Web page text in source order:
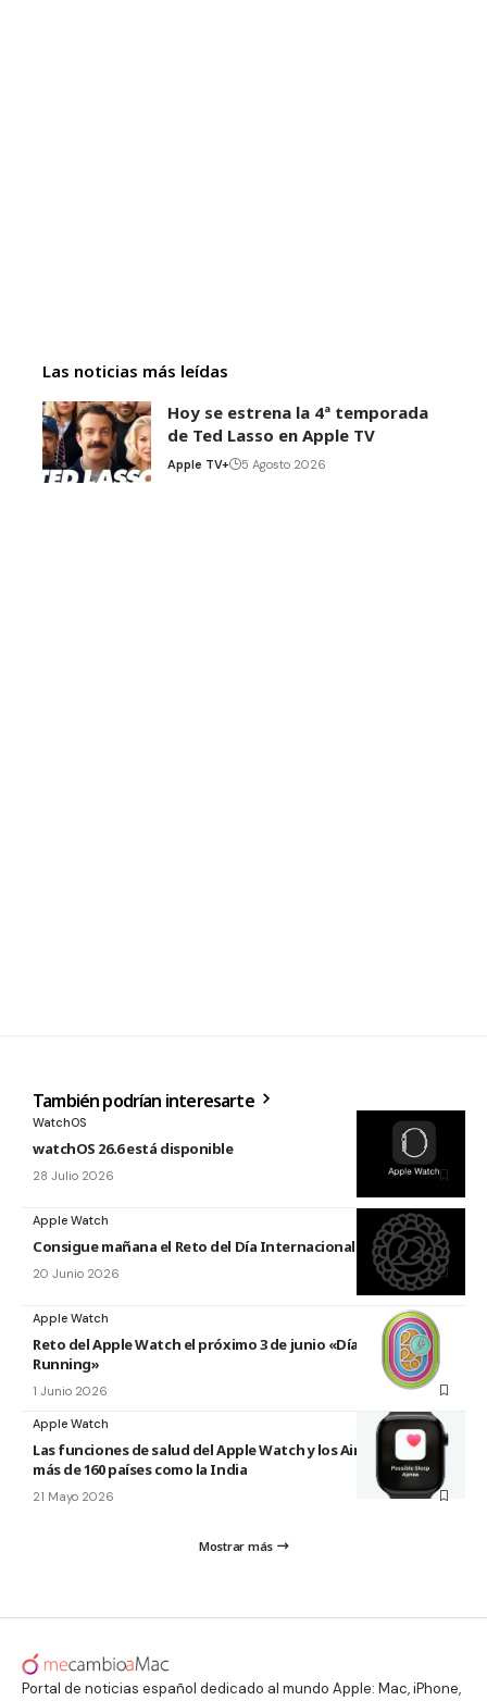
Las noticias más leídas
Hoy se estrena la 4ª temporada
de Ted Lasso en Apple TV
Apple TV+ 5 Agosto 2026
También podrían interesarte
WatchOS
watchOS 26.6 está disponible
28 Julio 2026
Apple Watch
Consigue mañana el Reto del Día Internacional del Yoga 2026
20 Junio 2026
Apple Watch
Reto del Apple Watch el próximo 3 de junio «Día Mundial del
Running»
1 Junio 2026
Apple Watch
Las funciones de salud del Apple Watch y los AirPods llegan a
más de 160 países como la India
21 Mayo 2026
Mostrar más
Portal de noticias español dedicado al mundo Apple: Mac, iPhone,